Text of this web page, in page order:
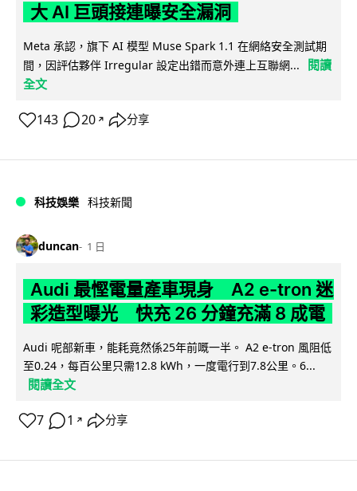
大 AI 巨頭接連曝安全漏洞
Meta 承認，旗下 AI 模型 Muse Spark 1.1 在網絡安全測試期
間，因評估夥伴 Irregular 設定出錯而意外連上互聯網...
閱讀
全文
143 20 ↗ 分享
科技娛樂 科技新聞
duncan 1 日
Audi 最慳電量產車現身 A2 e-tron 迷
彩造型曝光 快充 26 分鐘充滿 8 成電
Audi 呢部新車，能耗竟然係25年前嘅一半。 A2 e-tron 風阻低
至0.24，每百公里只需12.8 kWh，一度電行到7.8公里。6...
閱讀全文
7 1 ↗ 分享